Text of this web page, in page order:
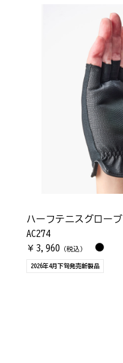
ハーフテニスグローブ
AC274
￥ 3,960 （税込）
2026年4月下旬発売新製品